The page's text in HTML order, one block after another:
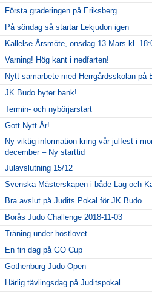
Första graderingen på Eriksberg
På söndag så startar Lekjudon igen
Kallelse Årsmöte, onsdag 13 Mars kl.
Varning! Hög kant i nedfarten!
Nytt samarbete med Herrgårdsskolan på
JK Budo byter bank!
Termin- och nybörjarstart
Gott Nytt År!
Ny viktig information kring vår julfest i
december – Ny starttid
Julavslutning 15/12
Svenska Mästerskapen i både Lag och
Bra avslut på Judits Pokal för JK Budo
Borås Judo Challenge 2018-11-03
Träning under höstlovet
En fin dag på GO Cup
Gothenburg Judo Open
Härlig tävlingsdag på Juditspokal